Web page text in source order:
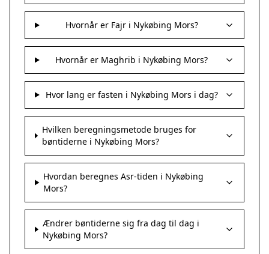
Hvornår er Fajr i Nykøbing Mors?
Hvornår er Maghrib i Nykøbing Mors?
Hvor lang er fasten i Nykøbing Mors i dag?
Hvilken beregningsmetode bruges for
bøntiderne i Nykøbing Mors?
Hvordan beregnes Asr-tiden i Nykøbing
Mors?
Ændrer bøntiderne sig fra dag til dag i
Nykøbing Mors?